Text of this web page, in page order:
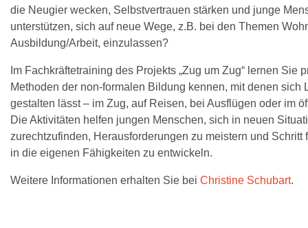
die Neugier wecken, Selbstvertrauen stärken und junge
unterstützen, sich auf neue Wege, z.B. bei den Themen
Ausbildung/Arbeit, einzulassen?
Im Fachkräftetraining des Projekts „Zug um Zug“ lernen Sie
Methoden der non-formalen Bildung kennen, mit denen sich
gestalten lässt – im Zug, auf Reisen, bei Ausflügen oder im
Die Aktivitäten helfen jungen Menschen, sich in neuen
zurechtzufinden, Herausforderungen zu meistern und Schritt
in die eigenen Fähigkeiten zu entwickeln.
Weitere Informationen erhalten Sie bei Christine Schubart.